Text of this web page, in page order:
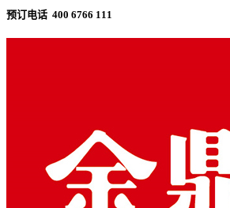
预订电话 400 6766 111